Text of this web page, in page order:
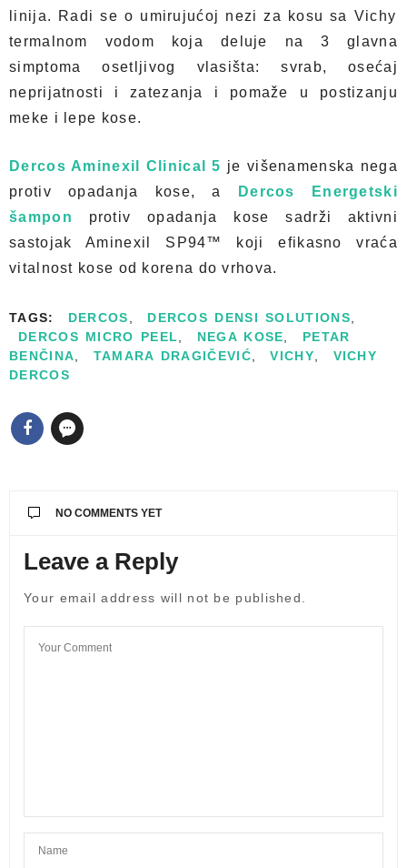
linija. Radi se o umirujućoj nezi za kosu sa Vichy
termalnom vodom koja deluje na 3 glavna
simptoma osetljivog vlasišta: svrab, osećaj
neprijatnosti i zatezanja i pomaže u postizanju
meke i lepe kose.
Dercos Aminexil Clinical 5 je višenamenska nega
protiv opadanja kose, a
Dercos Energetski
šampon
protiv opadanja kose sadrži aktivni
sastojak Aminexil SP94™ koji efikasno vraća
vitalnost kose od korena do vrhova.
TAGS: DERCOS, DERCOS DENSI SOLUTIONS,
DERCOS MICRO PEEL, NEGA KOSE,
PETAR
BENČINA, TAMARA DRAGIČEVIĆ, VICHY,
VICHY
DERCOS
NO COMMENTS YET
Leave a Reply
Your email address will not be published.